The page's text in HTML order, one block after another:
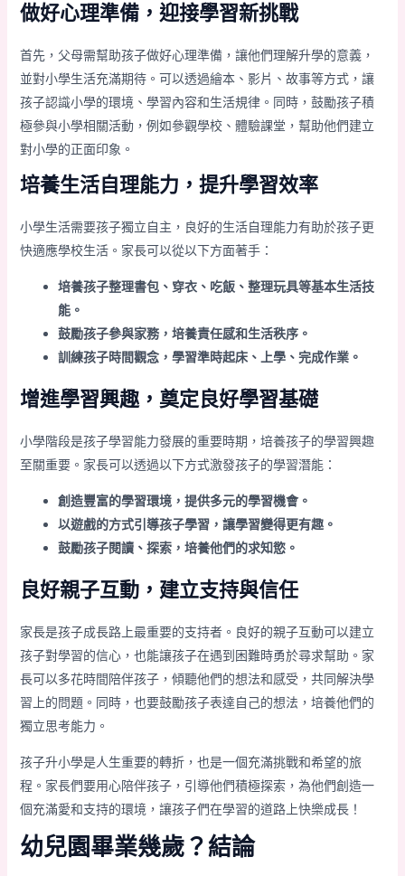
做好心理準備，迎接學習新挑戰
首先，父母需幫助孩子做好心理準備，讓他們理解升學的意義，
並對小學生活充滿期待。可以透過繪本、影片、故事等方式，讓
孩子認識小學的環境、學習內容和生活規律。同時，鼓勵孩子積
極參與小學相關活動，例如參觀學校、體驗課堂，幫助他們建立
對小學的正面印象。
培養生活自理能力，提升學習效率
小學生活需要孩子獨立自主，良好的生活自理能力有助於孩子更
快適應學校生活。家長可以從以下方面著手：
培養孩子整理書包、穿衣、吃飯、整理玩具等基本生活技
能。
鼓勵孩子參與家務，培養責任感和生活秩序。
訓練孩子時間觀念，學習準時起床、上學、完成作業。
增進學習興趣，奠定良好學習基礎
小學階段是孩子學習能力發展的重要時期，培養孩子的學習興趣
至關重要。家長可以透過以下方式激發孩子的學習潛能：
創造豐富的學習環境，提供多元的學習機會。
以遊戲的方式引導孩子學習，讓學習變得更有趣。
鼓勵孩子閱讀、探索，培養他們的求知慾。
良好親子互動，建立支持與信任
家長是孩子成長路上最重要的支持者。良好的親子互動可以建立
孩子對學習的信心，也能讓孩子在遇到困難時勇於尋求幫助。家
長可以多花時間陪伴孩子，傾聽他們的想法和感受，共同解決學
習上的問題。同時，也要鼓勵孩子表達自己的想法，培養他們的
獨立思考能力。
孩子升小學是人生重要的轉折，也是一個充滿挑戰和希望的旅
程。家長們要用心陪伴孩子，引導他們積極探索，為他們創造一
個充滿愛和支持的環境，讓孩子們在學習的道路上快樂成長！
幼兒園畢業幾歲？結論